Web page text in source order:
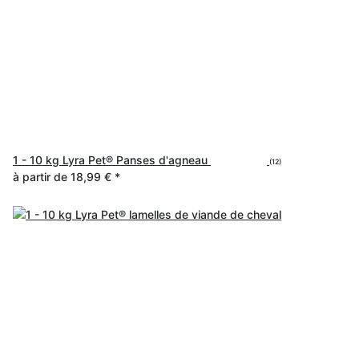
1 - 10 kg Lyra Pet® Panses d'agneau (12)
à partir de 18,99 € *